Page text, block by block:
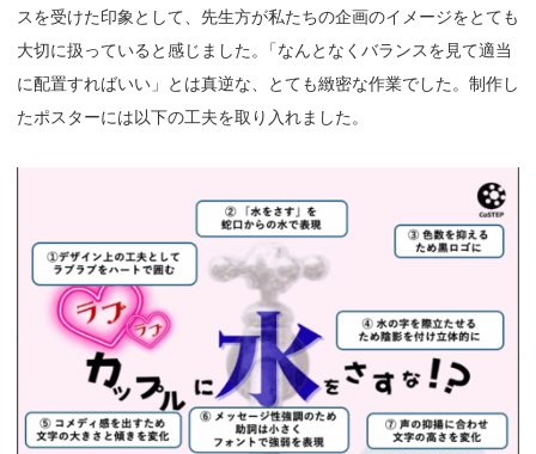
スを受けた印象として、先生方が私たちの企画のイメージをとても
大切に扱っていると感じました 。
「なんとなくバランスを見て適当
に配置すればいい」とは真逆な、とても緻密な作業でした。制作し
たポスターには以下の工夫を取り入れました。